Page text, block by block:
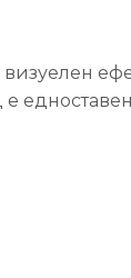
визуелен